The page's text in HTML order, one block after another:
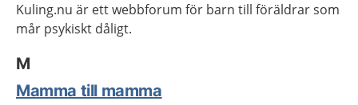
Kuling.nu är ett webbforum för barn till föräldrar som
mår psykiskt dåligt.
M
Mamma till mamma